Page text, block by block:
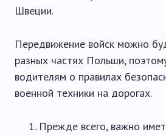
Швеции.
Передвижение войск можно
разных частях Польши,
водителям о правилах
военной техники на дорогах.
Прежде всего, важно